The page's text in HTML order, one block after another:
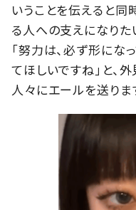
いうことを伝えると同
る人への支えになりた
「努力は、必ず形にな
てほしいですね」と、
人々にエールを送りま